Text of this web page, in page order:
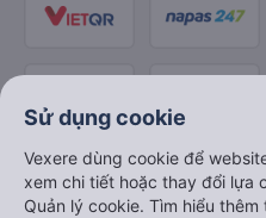
Sử dụng cookie
Vexere dùng cookie để
xem chi tiết hoặc thay đổi lựa
Quản lý cookie. Tìm hiểu thêm